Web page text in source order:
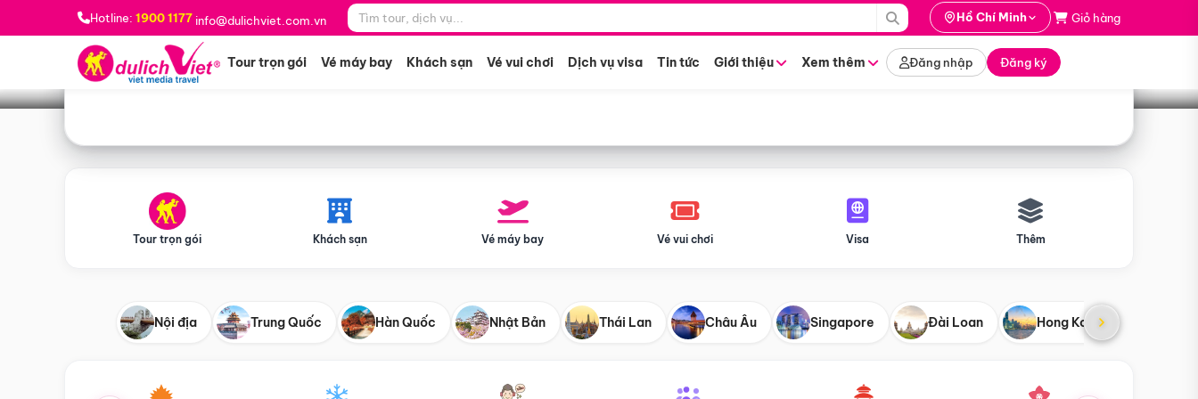
Hotline: 1900 1177 info@dulichviet.com.vn Hồ Chí Minh Giỏ hàng
Tour trọn gói Vé máy bay Khách sạn Vé vui chơi Dịch vụ visa Tin tức Giới thiệu Xem thêm Đăng nhập Đăng ký
Bạn muốn đi đâu? *
Tìm tour
Tour trọn gói Khách sạn Vé máy bay Vé vui chơi Visa Thêm
Nội địa Trung Quốc Hàn Quốc Nhật Bản Thái Lan Châu Âu Singapore Đài Loan Hong Kong